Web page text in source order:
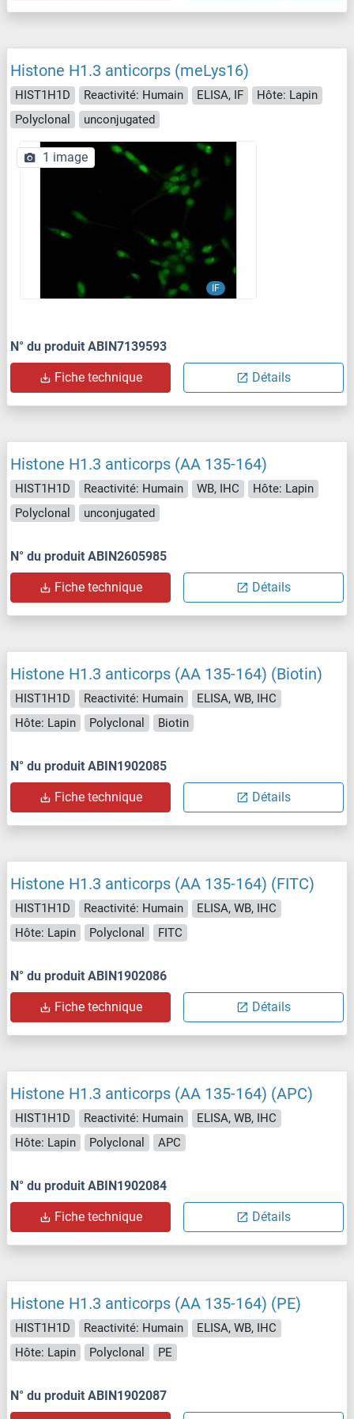
Histone H1.3 anticorps (meLys16)
HIST1H1D Reactivité: Humain ELISA, IF
Hôte: Lapin
Polyclonal
unconjugated
IF
1 image
N° du produit ABIN7139593
Fiche technique Détails
Histone H1.3 anticorps (AA 135-164)
HIST1H1D Reactivité: Humain WB, IHC
Hôte: Lapin
Polyclonal
unconjugated
N° du produit ABIN2605985
Fiche technique Détails
Histone H1.3 anticorps (AA 135-164) (Biotin)
HIST1H1D Reactivité: Humain
ELISA, WB, IHC
Hôte: Lapin
Polyclonal Biotin
N° du produit ABIN1902085
Fiche technique Détails
Histone H1.3 anticorps (AA 135-164) (FITC)
HIST1H1D Reactivité: Humain
ELISA, WB, IHC
Hôte: Lapin
Polyclonal FITC
N° du produit ABIN1902086
Fiche technique Détails
Histone H1.3 anticorps (AA 135-164) (APC)
HIST1H1D Reactivité: Humain
ELISA, WB, IHC
Hôte: Lapin
Polyclonal APC
N° du produit ABIN1902084
Fiche technique Détails
Histone H1.3 anticorps (AA 135-164) (PE)
HIST1H1D Reactivité: Humain
ELISA, WB, IHC
Hôte: Lapin
Polyclonal PE
N° du produit ABIN1902087